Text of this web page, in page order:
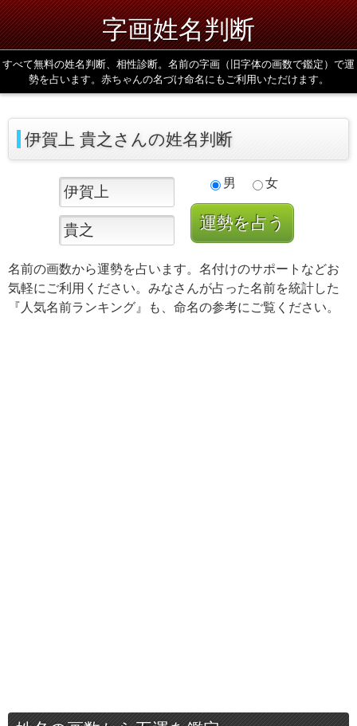
字画姓名判断
すべて無料の姓名判断、相性診断。名前の字画（旧字体の画数で鑑定）で運
勢を占います。赤ちゃんの名づけ命名にもご利用いただけます。
伊賀上 貴之さんの姓名判断
男 女
名前の画数から運勢を占います。名付けのサポートなどお
気軽にご利用ください。みなさんが占った名前を統計した
『人気名前ランキング』も、命名の参考にご覧ください。